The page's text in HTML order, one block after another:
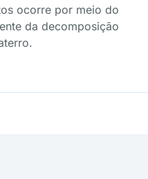
ocorre por meio do
da decomposição